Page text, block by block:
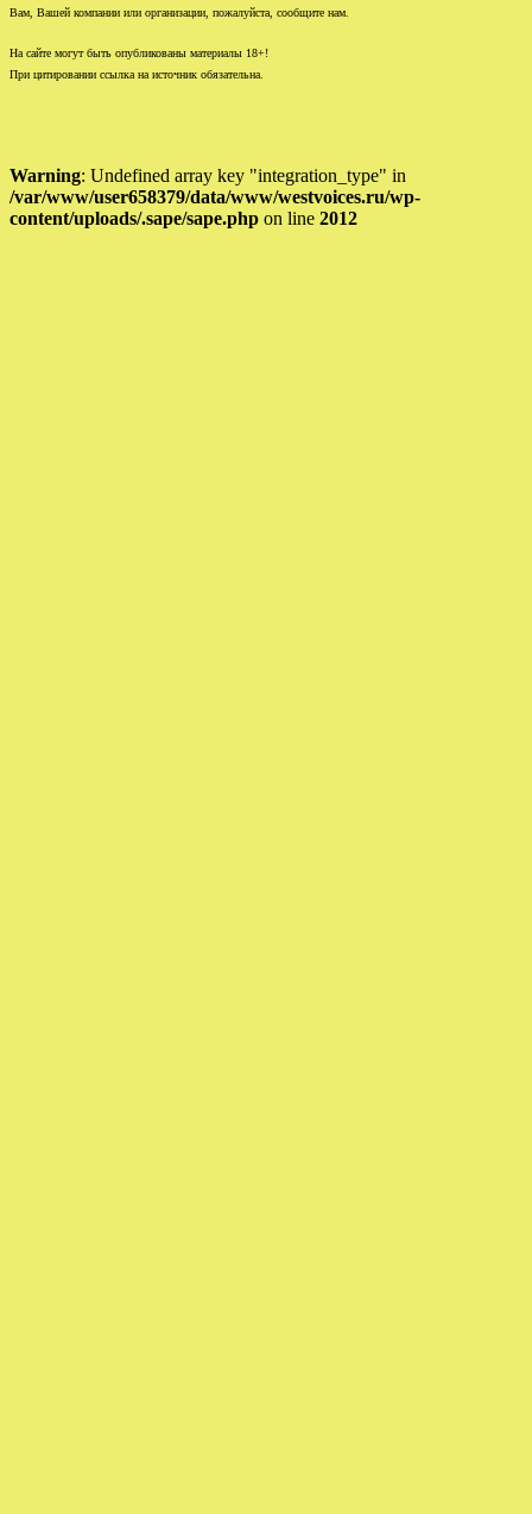
Вам, Вашей компании или организации, пожалуйста, сообщите нам.
На сайте могут быть опубликованы материалы 18+!
При цитировании ссылка на источник обязательна.
Warning: Undefined array key "integration_type" in
/var/www/user658379/data/www/westvoices.ru/wp-
content/uploads/.sape/sape.php on line 2012